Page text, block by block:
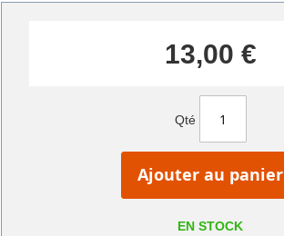
13,00 €
Qté
Ajouter au panier
EN STOCK